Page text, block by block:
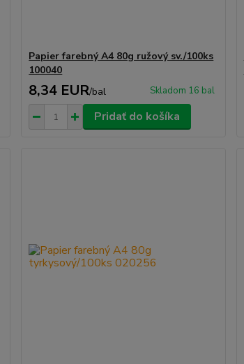
Papier farebný A4 80g ružový sv./100ks
100040
8,34 EUR/bal Skladom 16 bal
Pridať do košíka